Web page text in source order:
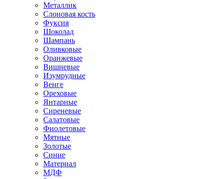
Металлик
Слоновая кость
Фуксия
Шоколад
Шампань
Оливковые
Оранжевые
Вишневые
Изумрудные
Венге
Ореховые
Янтарные
Сиреневые
Салатовые
Фиолетовые
Мятные
Золотые
Синие
Материал
МДФ